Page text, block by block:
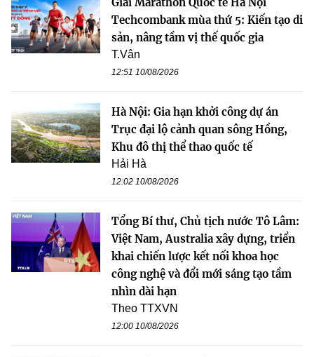
Techcombank mùa thứ 5: Kiến tạo di
sản, nâng tầm vị thế quốc gia
T.Vân
12:51 10/08/2026
Hà Nội: Gia hạn khởi công dự án
Trục đại lộ cảnh quan sông Hồng,
Khu đô thị thể thao quốc tế
Hải Hà
12:02 10/08/2026
Tổng Bí thư, Chủ tịch nước Tô Lâm:
Việt Nam, Australia xây dựng, triển
khai chiến lược kết nối khoa học
công nghệ và đổi mới sáng tạo tầm
nhìn dài hạn
Theo TTXVN
12:00 10/08/2026